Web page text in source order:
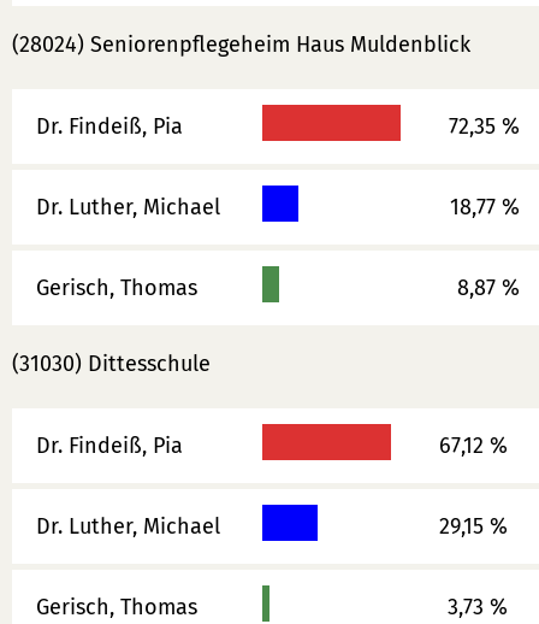
(28024) Seniorenpflegeheim Haus Muldenblick
Dr. Findeiß, Pia 72,35 %
Dr. Luther, Michael 18,77 %
Gerisch, Thomas 8,87 %
(31030) Dittesschule
Dr. Findeiß, Pia 67,12 %
Dr. Luther, Michael 29,15 %
Gerisch, Thomas 3,73 %